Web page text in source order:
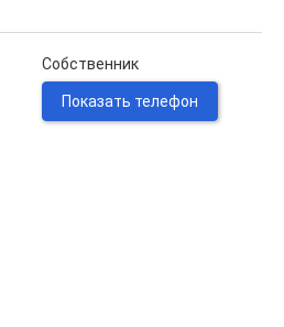
Собственник
Показать телефон